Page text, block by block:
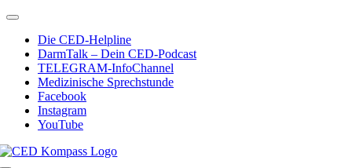
Zum
springen
Toggle
NavigationDie CED-Helpline
DarmTalk – Dein CED-Podcast
TELEGRAM-InfoChannel
Medizinische Sprechstunde
Facebook
Instagram
YouTube